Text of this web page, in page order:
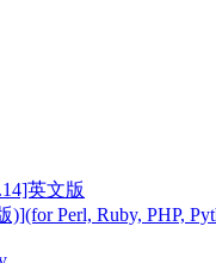
英文版
Perl, Ruby, PHP,